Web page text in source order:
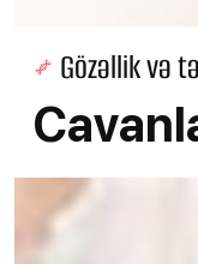
Gözəllik və